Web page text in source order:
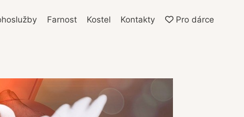
Farnost Kostel Kontakty Pro dárce